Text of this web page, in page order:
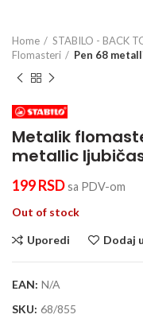
Home STABILO - BACK
Flomasteri
Pen 68
Metalik
metallic
199RSDsa PDV-om
Out of stock
Uporedi Dodaj
EAN: N/A
SKU: 68/855